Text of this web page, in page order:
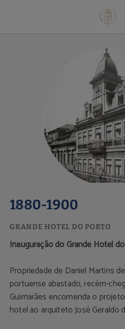
1880-1900
Inauguração do Grande Hotel
Propriedade de Daniel Martins
portuense abastado, recém-
Guimarães encomenda o
hotel ao arquiteto José Geraldo